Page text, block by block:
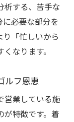
析する、苦手な
必要な部分を
「忙しいから
なります。
ルフ恩恵
営業している施
が特徴です。着